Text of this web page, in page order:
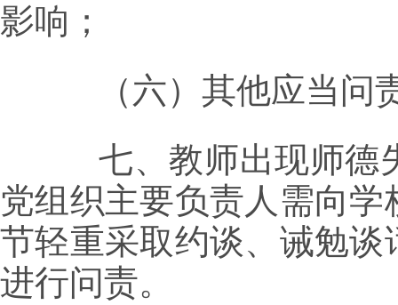
影响；
（六）其他应当问
七、教师出现师德失
党组织主要负责人需向
节轻重采取约谈、诫勉
进行问责。